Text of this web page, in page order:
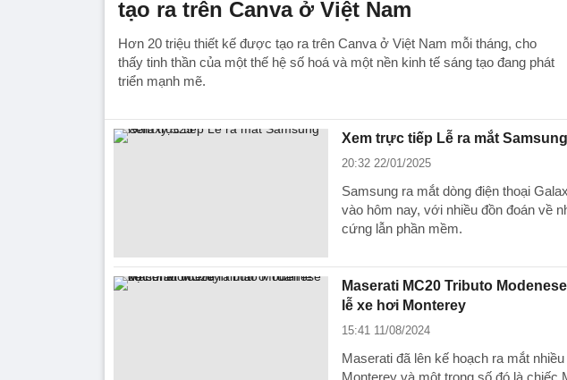
tạo ra trên Canva ở Việt Nam
Hơn 20 triệu thiết kế được tạo ra trên Canva ở Việt Nam mỗi tháng, cho
thấy tinh thần của một thế hệ số hoá và một nền kinh tế sáng tạo đang phát
triển mạnh mẽ.
Xem trực tiếp Lễ ra mắt
20:32 22/01/2025
Samsung ra mắt dòng điện thoại
vào hôm nay, với nhiều đồn đoán về
cứng lẫn phần mềm.
Maserati MC20 Tributo
lễ xe hơi Monterey
15:41 11/08/2024
Maserati đã lên kế hoạch ra mắt
Monterey và một trong số đó là chiếc